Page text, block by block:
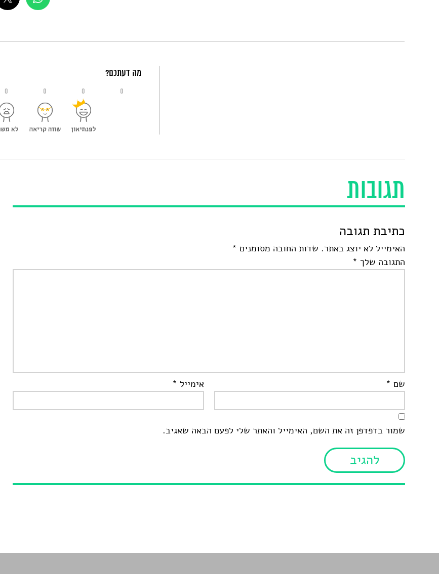
מה דעתכם?
0 0 0 0
תגובות
כתיבת תגובה
האימייל לא יוצג באתר. שדות החובה מסומנים *
התגובה שלך *
שם * אימייל *
שמור בדפדפן זה את השם, האימייל והאתר שלי לפעם הבאה שאגיב.